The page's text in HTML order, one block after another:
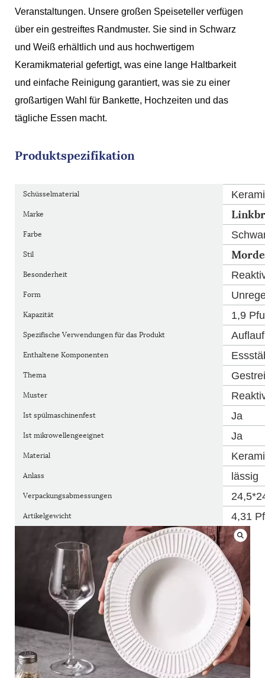
Veranstaltungen. Unsere großen Speiseteller verfügen
über ein gestreiftes Randmuster. Sie sind in Schwarz
und Weiß erhältlich und aus hochwertigem
Keramikmaterial gefertigt, was eine lange Haltbarkeit
und einfache Reinigung garantiert, was sie zu einer
großartigen Wahl für Bankette, Hochzeiten und das
tägliche Essen macht.
Produktspezifikation
Schüsselmaterial
Marke
Farbe
Stil
Besonderheit
Form
Kapazität 1,9
Spezifische Verwendungen für das Produkt
Enthaltene Komponenten
Thema
Muster
Ist spülmaschinenfest Ja
Ist mikrowellengeeignet Ja
Material
Anlass lässig
Verpackungsabmessungen
Artikelgewicht 4,31